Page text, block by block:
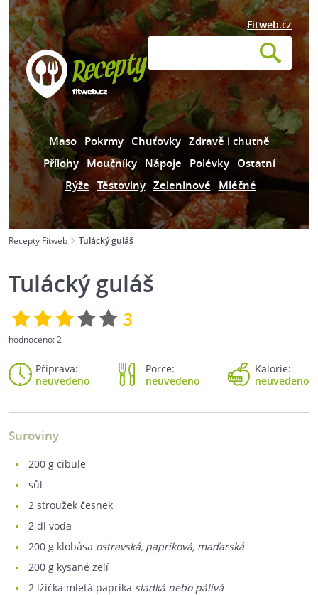
Fitweb.cz
Maso Pokrmy Chuťovky Zdravě i chutně
Přílohy Moučníky Nápoje Polévky Ostatní
Rýže Těstoviny Zeleninové Mléčné
Recepty Fitweb Tulácký guláš
Tulácký guláš
3
hodnoceno:2
Příprava:
neuvedeno
Porce:
neuvedeno
Kalorie:
neuvedeno
Suroviny
200 g cibule
sůl
2 stroužek česnek
2 dl voda
200 g klobása ostravská, papriková, maďarská
200 g kysané zelí
2 lžička mletá paprika sladká nebo pálivá